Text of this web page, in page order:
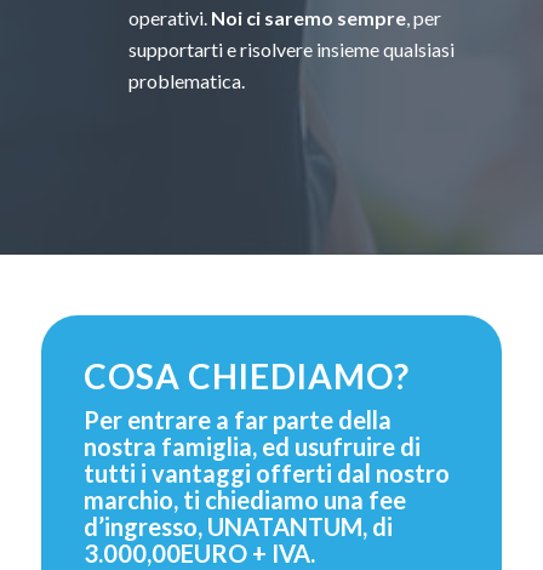
operativi. Noi ci saremo sempre, per
supportarti e risolvere insieme qualsiasi
problematica.
COSA CHIEDIAMO?
Per entrare a far parte della
nostra famiglia, ed usufruire di
tutti i vantaggi offerti dal nostro
marchio, ti chiediamo una fee
d’ingresso, UNATANTUM, di
3.000,00EURO + IVA.